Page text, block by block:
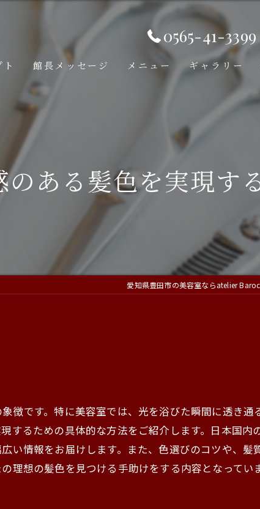
0565-41-3399
館長メッセージ メニュー ギャラリー
のある髪色を実現す
愛知県豊田市の美容室ならatelier
徴です。特に美容室では、光を浴びた瞬間に透き
するための具体的な方法をご紹介します。日本国
い情報をお届けします。また、色選びのコツや、
理想の髪色を見つける手助けをする内容となって